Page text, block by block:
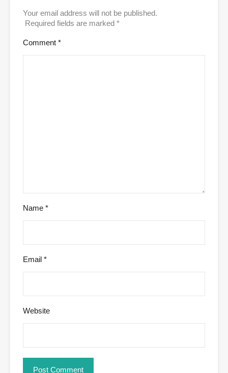
Your email address will not be published.
Required fields are marked *
Comment *
Name *
Email *
Website